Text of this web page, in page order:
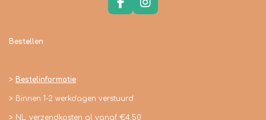
F
a
I
n
Bestellen
> Bestelinformatie
> Binnen 1-2 werkdagen verstuurd
> NL: verzendkosten al vanaf €4,50